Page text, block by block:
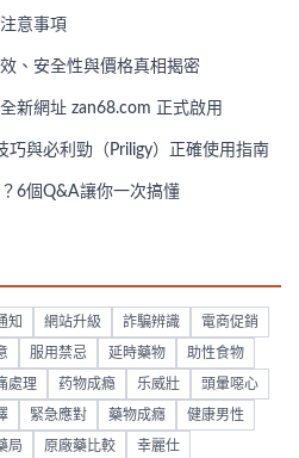
意事項
、安全性與價格真相揭密
新網址 zan68.com 正式啟用
與必利勁（Priligy）正確使用指南
6個Q&A讓你一次搞懂
知 網站升級 詐騙辨識 電商促銷
服用禁忌 延時藥物 助性食物
處理 药物成瘾 乐威壯 頭暈噁心
緊急應對 藥物成癮 健康男性
局 原廠藥比較 幸麗仕